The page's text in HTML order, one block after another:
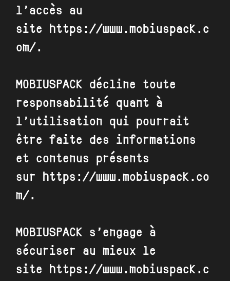
l’accès au
site
https://www.mobiuspack.c
om/ .
MOBIUSPACK décline toute
responsabilité quant à
l’utilisation qui pourrait
être faite des informations
et contenus présents
sur
https://www.mobiuspack.co
m/ .
MOBIUSPACK s’engage à
sécuriser au mieux le
site
https://www.mobiuspack.c